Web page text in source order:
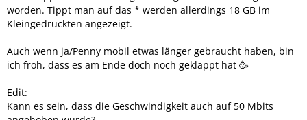
worden. Tippt man auf das * werden allerdings 18 GB im
Kleingedruckten angezeigt.
Auch wenn ja/Penny mobil etwas länger gebraucht haben, bin
ich froh, dass es am Ende doch noch geklappt hat 🥳
Edit:
Kann es sein, dass die Geschwindigkeit auch auf 50 Mbits